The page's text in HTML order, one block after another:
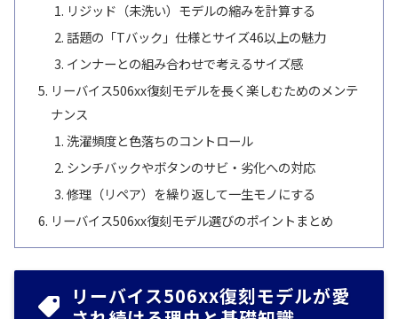
リジッド（未洗い）モデルの縮みを計算する
話題の「Tバック」仕様とサイズ46以上の魅力
インナーとの組み合わせで考えるサイズ感
リーバイス506xx復刻モデルを長く楽しむためのメンテ
ナンス
洗濯頻度と色落ちのコントロール
シンチバックやボタンのサビ・劣化への対応
修理（リペア）を繰り返して一生モノにする
リーバイス506xx復刻モデル選びのポイントまとめ
リーバイス506xx復刻モデルが愛